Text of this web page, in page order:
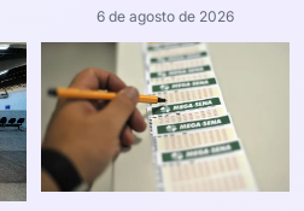
6 de agosto de 2026